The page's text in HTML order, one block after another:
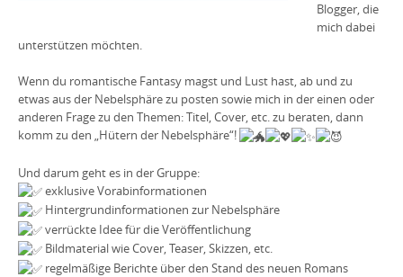
Blogger, die
mich dabei
unterstützen möchten.
Wenn du romantische Fantasy magst und Lust hast, ab und zu
etwas aus der Nebelsphäre zu posten sowie mich in der einen oder
anderen Frage zu den Themen: Titel, Cover, etc. zu beraten, dann
komm zu den „Hütern der Nebelsphäre“!
Und darum geht es in der Gruppe:
exklusive Vorabinformationen
Hintergrundinformationen zur Nebelsphäre
verrückte Idee für die Veröffentlichung
Bildmaterial wie Cover, Teaser, Skizzen, etc.
regelmäßige Berichte über den Stand des neuen Romans